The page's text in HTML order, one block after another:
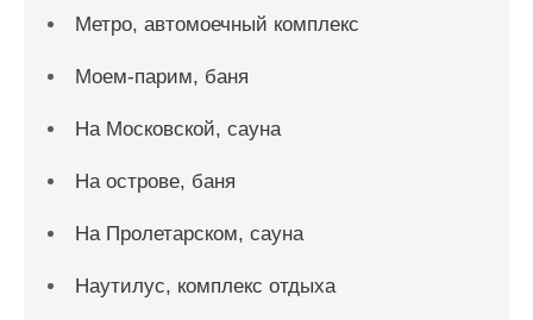
Метро, автомоечный комплекс
Моем-парим, баня
На Московской, сауна
На острове, баня
На Пролетарском, сауна
Наутилус, комплекс отдыха